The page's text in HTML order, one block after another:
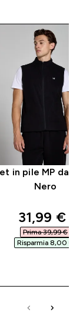
in pile MP da
Nero
31,99 €‎
Prima 39,99 €‎
Risparmia 8,00 €‎